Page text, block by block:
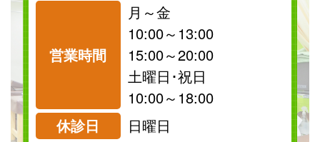
営業時間
月～金
10:00～13:00
15:00～20:00
土曜日･祝日
10:00～18:00
休診日
日曜日
祝日
診療可
保険
診療可